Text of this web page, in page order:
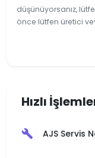
düşünüyorsanız,
önce lütfen üretici
Hızlı
build AJS Servis